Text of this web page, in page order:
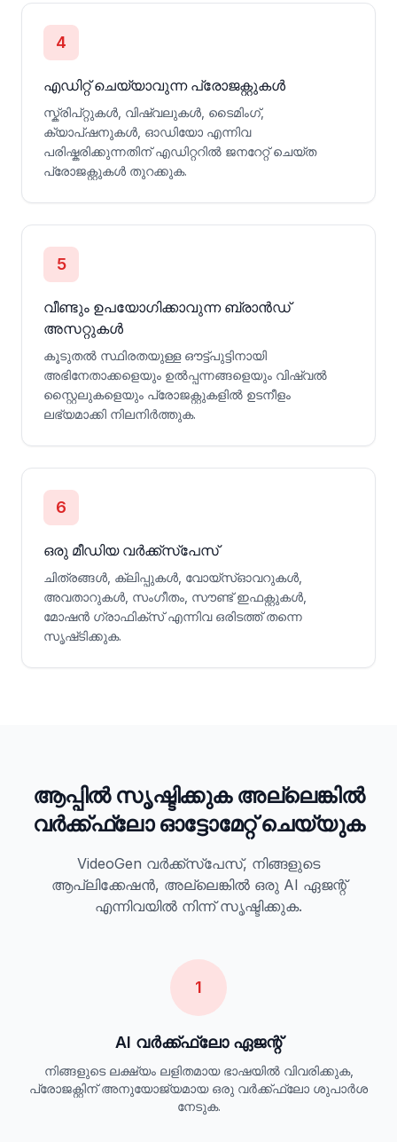
4
എഡിറ്റ് ചെയ്യാവുന്ന പ്രോജക്റ്റുകൾ
സ്ക്രിപ്റ്റുകൾ, വിഷ്വലുകൾ, ടൈമിംഗ്,
ക്യാപ്‌ഷനുകൾ, ഓഡിയോ എന്നിവ
പരിഷ്കരിക്കുന്നതിന് എഡിറ്ററിൽ ജനറേറ്റ് ചെയ്ത
പ്രോജക്റ്റുകൾ തുറക്കുക.
5
വീണ്ടും ഉപയോഗിക്കാവുന്ന ബ്രാൻഡ്
അസറ്റുകൾ
കൂടുതൽ സ്ഥിരതയുള്ള ഔട്ട്‌പുട്ടിനായി
അഭിനേതാക്കളെയും ഉൽപ്പന്നങ്ങളെയും വിഷ്വൽ
സ്റ്റൈലുകളെയും പ്രോജക്റ്റുകളിൽ ഉടനീളം
ലഭ്യമാക്കി നിലനിർത്തുക.
6
ഒരു മീഡിയ വർക്ക്സ്‌പേസ്
ചിത്രങ്ങൾ, ക്ലിപ്പുകൾ, വോയ്‌സ്‌ഓവറുകൾ,
അവതാറുകൾ, സംഗീതം, സൗണ്ട് ഇഫക്റ്റുകൾ,
മോഷൻ ഗ്രാഫിക്സ് എന്നിവ ഒരിടത്ത് തന്നെ
സൃഷ്‌ടിക്കുക.
ആപ്പിൽ സൃഷ്ടിക്കുക അല്ലെങ്കിൽ
വർക്ക്ഫ്ലോ ഓട്ടോമേറ്റ് ചെയ്യുക
VideoGen വർക്ക്‌സ്‌പേസ്, നിങ്ങളുടെ
ആപ്ലിക്കേഷൻ, അല്ലെങ്കിൽ ഒരു AI ഏജന്റ്
എന്നിവയിൽ നിന്ന് സൃഷ്ടിക്കുക.
1
AI വർക്ക്ഫ്ലോ ഏജന്റ്
നിങ്ങളുടെ ലക്ഷ്യം ലളിതമായ ഭാഷയിൽ വിവരിക്കുക,
പ്രോജക്റ്റിന് അനുയോജ്യമായ ഒരു വർക്ക്ഫ്ലോ ശുപാർശ
നേടുക.